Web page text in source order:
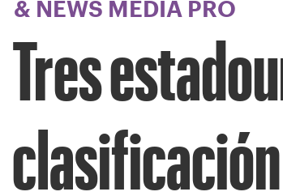
& NEWS MEDIA PRO
Tres
clasificación